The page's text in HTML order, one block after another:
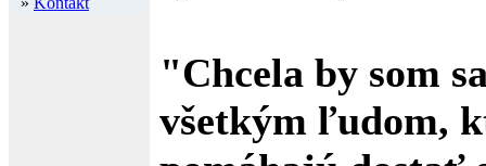
"Chcela by som
všetkým ľudom,